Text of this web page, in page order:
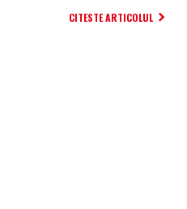
CITESTE ARTICOLUL